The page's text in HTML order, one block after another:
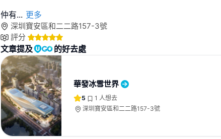
仲有... 更多
深圳寶安區和二二路157-3號
評分
文章提及 的好去處
華發冰雪世界
5 1 人想去
深圳寶安區和二二路157-3號